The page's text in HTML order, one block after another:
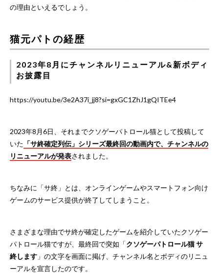
の理由といえるでしょう。
猫元パトの経歴
2023年8月にチャンネルリニューアル&新ボディ
お披露目
https://youtu.be/3e2A37i_jj8?si=gxGC1ZhJ1gQITEe4
2023年8月6日、それまでクソゲーパトロール猫として投稿して
いた 「サ終確定列伝」シリーズ最終回の動画内で、チャンネルの
リニューアルが発表されました。
ちなみに「サ終」とは、オンラインゲームやスマートフォン向け
ゲームのサービス提供が終了してしまうこと。
さまざまな理由でサ終が確定したゲームを紹介していたクソゲー
パトロール猫ですが、最終回で突如「クソゲーパトロール猫 サ
終します 」の文字を画面に掲げ、チャンネル名とボディのリニュ
ーアルを宣言したのです。